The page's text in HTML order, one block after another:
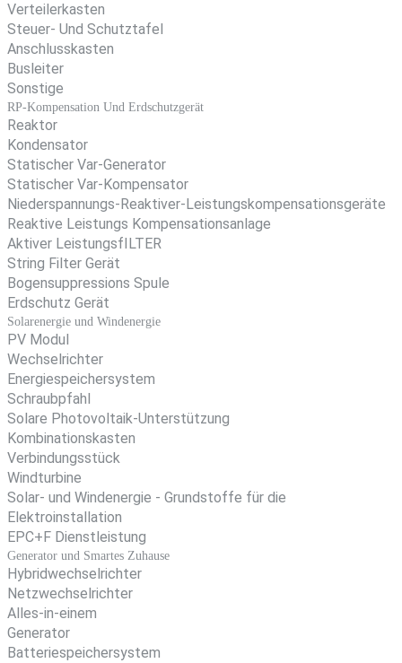
Verteilerkasten
Steuer- Und Schutztafel
Anschlusskasten
Busleiter
Sonstige
RP-Kompensation Und Erdschutzgerät
Reaktor
Kondensator
Statischer Var-Generator
Statischer Var-Kompensator
Niederspannungs-Reaktiver-Leistungskompensationsgeräte
Reaktive Leistungs Kompensationsanlage
Aktiver LeistungsfILTER
String Filter Gerät
Bogensuppressions Spule
Erdschutz Gerät
Solarenergie und Windenergie
PV Modul
Wechselrichter
Energiespeichersystem
Schraubpfahl
Solare Photovoltaik-Unterstützung
Kombinationskasten
Verbindungsstück
Windturbine
Solar- und Windenergie - Grundstoffe für die
Elektroinstallation
EPC+F Dienstleistung
Generator und Smartes Zuhause
Hybridwechselrichter
Netzwechselrichter
Alles-in-einem
Generator
Batteriespeichersystem